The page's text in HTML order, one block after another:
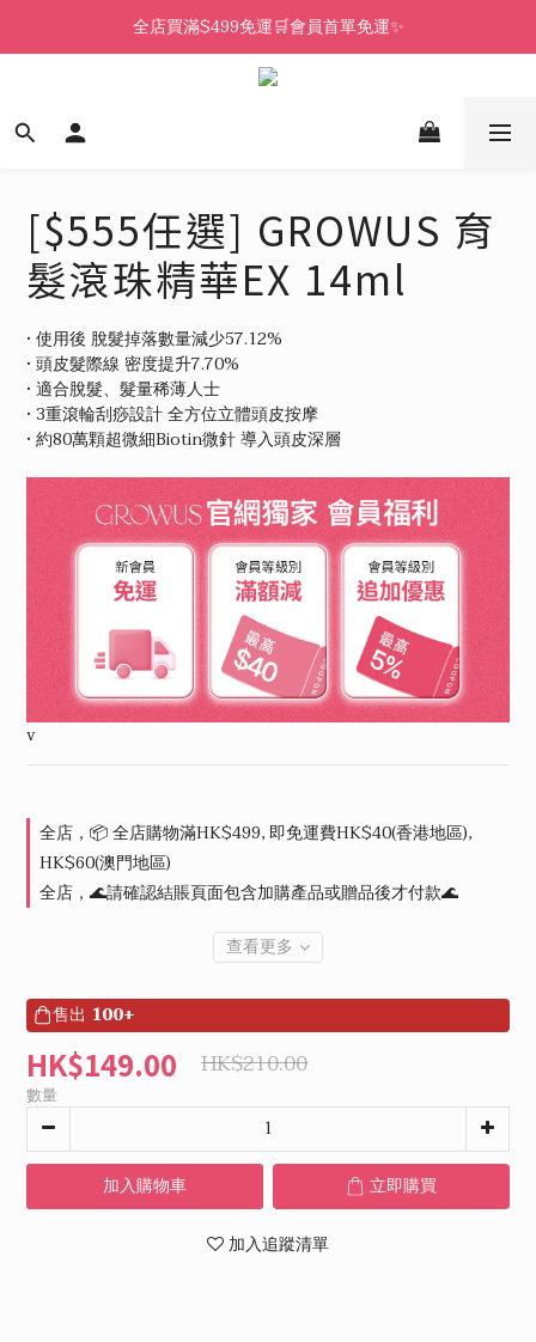
全店買滿$499免運🛒會員首單免運✨
[$555任選] GROWUS 育
髮滾珠精華EX 14ml
• 使用後 脫髮掉落數量減少57.12%
• 頭皮髮際線 密度提升7.70%
• 適合脫髮、髮量稀薄人士
• 3重滾輪刮痧設計 全方位立體頭皮按摩
• 約80萬顆超微細Biotin微針 導入頭皮深層
v
全店，📦 全店購物滿HK$499, 即免運費HK$40(香港地區),
HK$60(澳門地區)
全店，🌊請確認結賬頁面包含加購產品或贈品後才付款🌊
查看更多
售出 100+
HK$149.00 HK$210.00
數量
加入購物車 立即購買
加入追蹤清單